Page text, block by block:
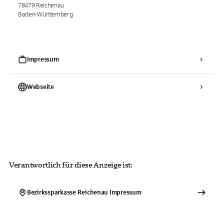
78479 Reichenau
Baden-Württemberg
Impressum
Webseite
Verantwortlich für diese Anzeige ist:
Bezirkssparkasse Reichenau Impressum